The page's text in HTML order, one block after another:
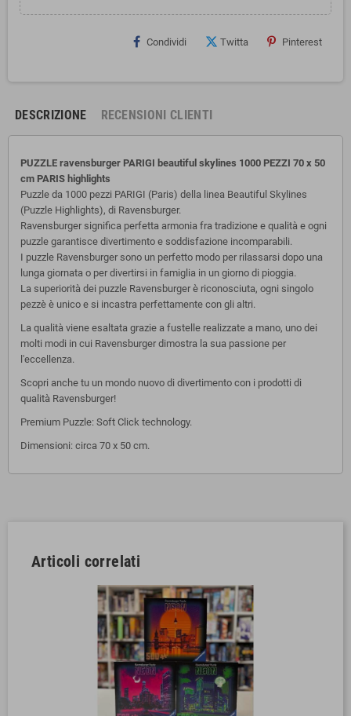
Condividi Twitta Pinterest
DESCRIZIONE RECENSIONI CLIENTI
PUZZLE ravensburger PARIGI beautiful skylines 1000 PEZZI 70 x 50
cm PARIS highlights
Puzzle da 1000 pezzi PARIGI (Paris) della linea Beautiful Skylines
(Puzzle Highlights), di Ravensburger.
Ravensburger significa perfetta armonia fra tradizione e qualità e ogni
puzzle garantisce divertimento e soddisfazione incomparabili.
I puzzle Ravensburger sono un perfetto modo per rilassarsi dopo una
lunga giornata o per divertirsi in famiglia in un giorno di pioggia.
La superiorità dei puzzle Ravensburger è riconosciuta, ogni singolo
pezzè è unico e si incastra perfettamente con gli altri.
La qualità viene esaltata grazie a fustelle realizzate a mano, uno dei
molti modi in cui Ravensburger dimostra la sua passione per
l'eccellenza.
Scopri anche tu un mondo nuovo di divertimento con i prodotti di
qualità Ravensburger!
Premium Puzzle: Soft Click technology.
Dimensioni: circa 70 x 50 cm.
Articoli correlati